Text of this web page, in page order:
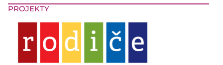
PROJEKTY